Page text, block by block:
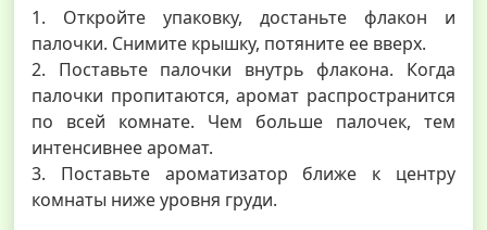
1. Откройте упаковку, достаньте флакон и
палочки. Снимите крышку, потяните ее вверх.
2. Поставьте палочки внутрь флакона. Когда
палочки пропитаются, аромат распространится
по всей комнате. Чем больше палочек, тем
интенсивнее аромат.
3. Поставьте ароматизатор ближе к центру
комнаты ниже уровня груди.